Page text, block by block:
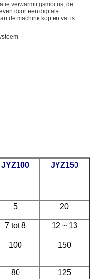
verwarmingsmodus, de
door een digitale
de machine kop en vat is
JYZ100 JYZ150
5 20
7 tot 8 12 ~ 13
100 150
80 125